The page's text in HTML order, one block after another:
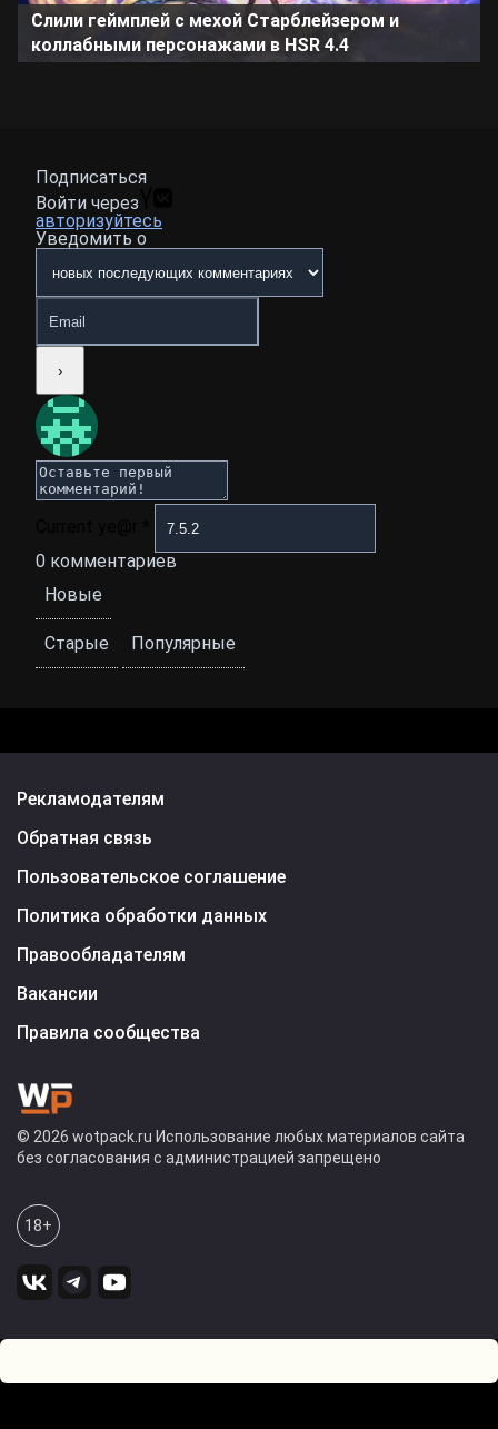
Слили геймплей с мехой Старблейзером и
коллабными персонажами в HSR 4.4
Подписаться
Войти через
авторизуйтесь
Уведомить о
0 комментариев
Новые
Старые Популярные
Рекламодателям
Обратная связь
Пользовательское соглашение
Политика обработки данных
Правообладателям
Вакансии
Правила сообщества
© 2026 wotpack.ru Использование любых материалов сайта
без согласования с администрацией запрещено
18+